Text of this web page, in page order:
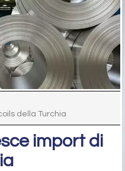
della Turchia
import di